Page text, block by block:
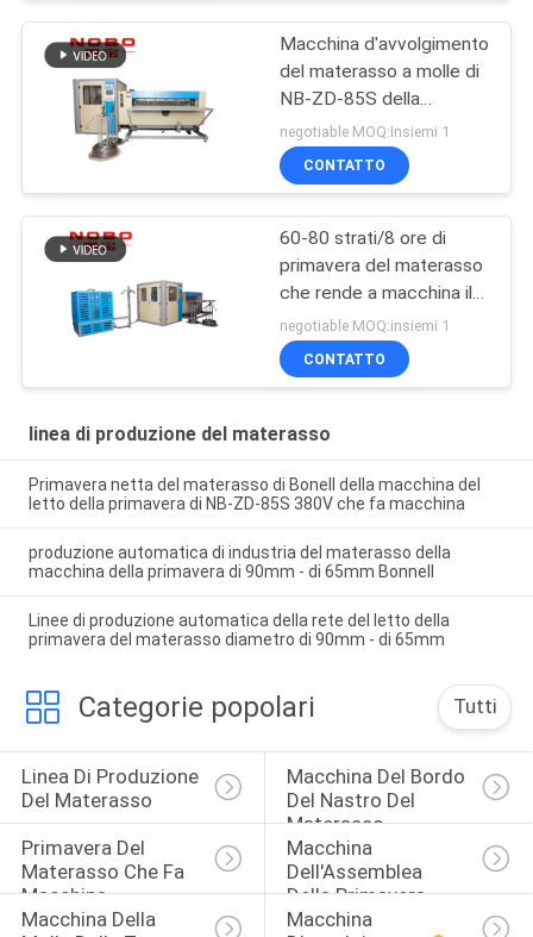
Macchina d'avvolgimento
del materasso a molle di
NB-ZD-85S della
macchina della primavera
automatica di Bonnell
negotiable MOQ:Insiemi 1
CONTATTO
60-80 strati/8 ore di
primavera del materasso
che rende a macchina il
tipo automatico di
Bonnell
negotiable MOQ:insiemi 1
CONTATTO
linea di produzione del materasso
Primavera netta del materasso di Bonell della macchina del
letto della primavera di NB-ZD-85S 380V che fa macchina
produzione automatica di industria del materasso della
macchina della primavera di 90mm - di 65mm Bonnell
Linee di produzione automatica della rete del letto della
primavera del materasso diametro di 90mm - di 65mm
Categorie popolari Tutti
Linea Di Produzione
Del Materasso
Macchina Del Bordo
Del Nastro Del
Materasso
Primavera Del
Materasso Che Fa
Macchina
Macchina
Dell'Assemblea
Della Primavera
Macchina Della
Macchina